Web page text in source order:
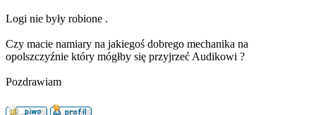
Logi nie były robione .
Czy macie namiary na jakiegoś dobrego mechanika na
opolszczyźnie który mógłby się przyjrzeć Audikowi ?
Pozdrawiam